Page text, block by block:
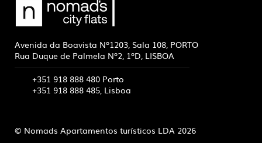
Avenida da Boavista Nº1203, Sala 108, PORTO
Rua Duque de Palmela Nº2, 1ºD, LISBOA
+351 918 888 480 Porto
+351 918 888 485, Lisboa
© Nomads Apartamentos turísticos LDA 2026